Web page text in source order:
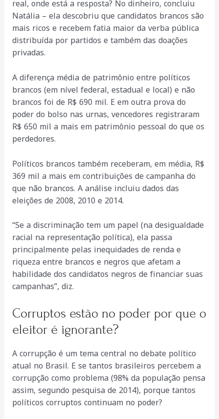
real, onde está a resposta? No dinheiro, concluiu
Natália – ela descobriu que candidatos brancos são
mais ricos e recebem fatia maior da verba pública
distribuída por partidos e também das doações
privadas.
A diferença média de patrimônio entre políticos
brancos (em nível federal, estadual e local) e não
brancos foi de R$ 690 mil. E em outra prova do
poder do bolso nas urnas, vencedores registraram
R$ 650 mil a mais em patrimônio pessoal do que os
perdedores.
Políticos brancos também receberam, em média, R$
369 mil a mais em contribuições de campanha do
que não brancos. A análise incluiu dados das
eleições de 2008, 2010 e 2014.
“Se a discriminação tem um papel (na desigualdade
racial na representação política), ela passa
principalmente pelas inequidades de renda e
riqueza entre brancos e negros que afetam a
habilidade dos candidatos negros de financiar suas
campanhas”, diz.
Corruptos estão no poder por que o
eleitor é ignorante?
A corrupção é um tema central no debate político
atual no Brasil. E se tantos brasileiros percebem a
corrupção como problema (98% da população pensa
assim, segundo pesquisa de 2014), porque tantos
políticos corruptos continuam no poder?